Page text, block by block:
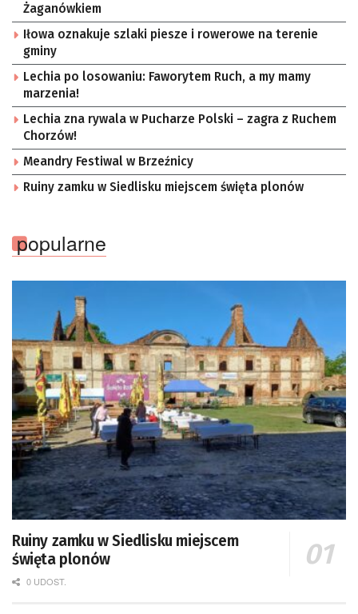
Żaganówkiem
Iłowa oznakuje szlaki piesze i rowerowe na terenie
gminy
Lechia po losowaniu: Faworytem Ruch, a my mamy
marzenia!
Lechia zna rywala w Pucharze Polski – zagra z Ruchem
Chorzów!
Meandry Festiwal w Brzeźnicy
Ruiny zamku w Siedlisku miejscem święta plonów
popularne
Ruiny zamku w Siedlisku miejscem
święta plonów
0 UDOST.